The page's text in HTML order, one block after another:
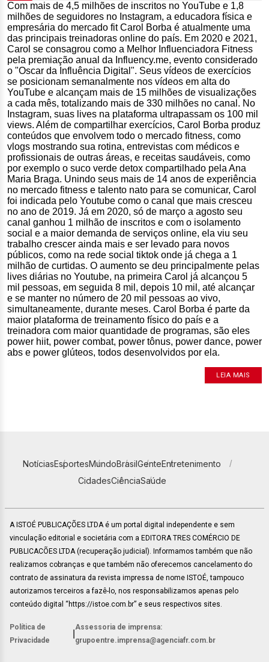
Com mais de 4,5 milhões de inscritos no YouTube e 1,8
milhões de seguidores no Instagram, a educadora física e
empresária do mercado fit Carol Borba é atualmente uma
das principais treinadoras online do país. Em 2020 e 2021,
Carol se consagrou como a Melhor Influenciadora Fitness
pela premiação anual da Influency.me, evento considerado
o "Oscar da Influência Digital". Seus vídeos de exercícios
se posicionam semanalmente nos vídeos em alta do
YouTube e alcançam mais de 15 milhões de visualizações
a cada mês, totalizando mais de 330 milhões no canal. No
Instagram, suas lives na plataforma ultrapassam os 100 mil
views. Além de compartilhar exercícios, Carol Borba produz
conteúdos que envolvem todo o mercado fitness, como
vlogs mostrando sua rotina, entrevistas com médicos e
profissionais de outras áreas, e receitas saudáveis, como
por exemplo o suco verde detox compartilhado pela Ana
Maria Braga. Unindo seus mais de 14 anos de experiência
no mercado fitness e talento nato para se comunicar, Carol
foi indicada pelo Youtube como o canal que mais cresceu
no ano de 2019. Já em 2020, só de março a agosto seu
canal ganhou 1 milhão de inscritos e com o isolamento
social e a maior demanda de serviços online, ela viu seu
trabalho crescer ainda mais e ser levado para novos
públicos, como na rede social tiktok onde já chega a 1
milhão de curtidas. O aumento se deu principalmente pelas
lives diárias no Youtube, na primeira Carol já alcançou 5
mil pessoas, em seguida 8 mil, depois 10 mil, até alcançar
e se manter no número de 20 mil pessoas ao vivo,
simultaneamente, durante meses. Carol Borba é parte da
maior plataforma de treinamento físico do país e a
treinadora com maior quantidade de programas, são eles
power hiit, power combat, power tônus, power dance, power
abs e power glúteos, todos desenvolvidos por ela.
LEIA MAIS
NotíciasEsportesMundoBrasilGenteEntretenimento
CidadesCiênciaSaúde
A ISTOÉ PUBLICAÇÕES LTDA é um portal digital independente e sem
vinculação editorial e societária com a EDITORA TRES COMÉRCIO DE
PUBLICACÕES LTDA (recuperação judicial). Informamos também que não
realizamos cobranças e que também não oferecemos cancelamento do
contrato de assinatura da revista impressa de nome ISTOÉ, tampouco
autorizamos terceiros a fazê-lo, nos responsabilizamos apenas pelo
conteúdo digital “https://istoe.com.br” e seus respectivos sites.
Política de
Privacidade
Assessoria de imprensa:
grupoentre.imprensa@agenciafr.com.br